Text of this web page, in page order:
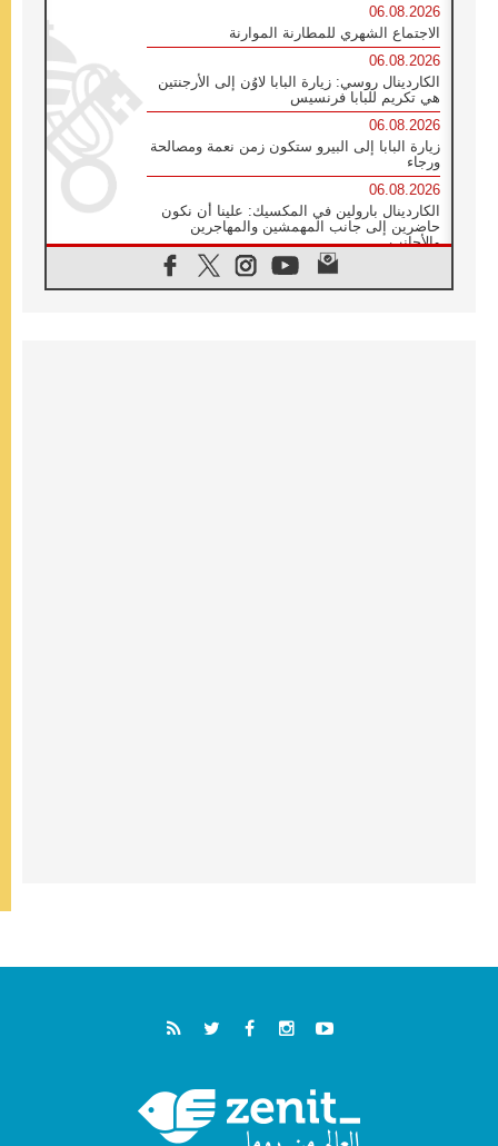
06.08.2026
الاجتماع الشهري للمطارنة الموارنة
06.08.2026
الكاردينال روسي: زيارة البابا لاوُن إلى الأرجنتين
هي تكريم للبابا فرنسيس
06.08.2026
زيارة البابا إلى البيرو ستكون زمن نعمة ومصالحة
ورجاء
06.08.2026
الكاردينال بارولين في المكسيك: علينا أن نكون
حاضرين إلى جانب المهمشين والمهاجرين
والأجانب
البابا لاوُن الرابع عشر للشباب في أسيزي: